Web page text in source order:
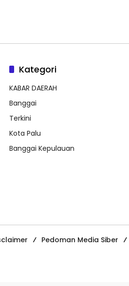
Kategori
KABAR DAERAH
Banggai
Terkini
Kota Palu
Banggai Kepulauan
Pedoman Media Siber